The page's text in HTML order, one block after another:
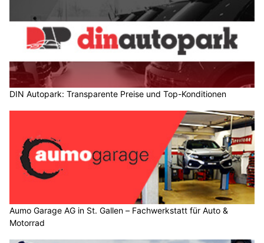
DIN Autopark: Transparente Preise und Top-Konditionen
Aumo Garage AG in St. Gallen – Fachwerkstatt für Auto &
Motorrad